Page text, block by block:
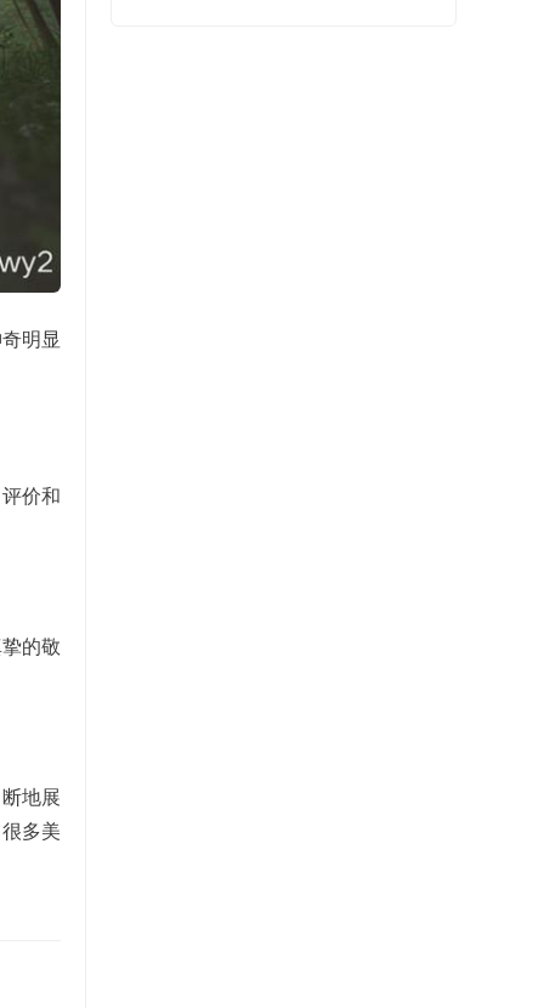
明显
价和
的敬
地展
多美